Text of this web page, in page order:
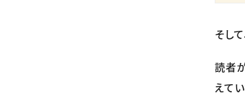
そし
読者
えてい